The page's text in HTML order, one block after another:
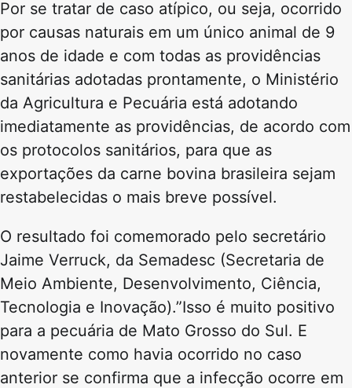
Por se tratar de caso atípico, ou seja, ocorrido
por causas naturais em um único animal de 9
anos de idade e com todas as providências
sanitárias adotadas prontamente, o Ministério
da Agricultura e Pecuária está adotando
imediatamente as providências, de acordo com
os protocolos sanitários, para que as
exportações da carne bovina brasileira sejam
restabelecidas o mais breve possível.
O resultado foi comemorado pelo secretário
Jaime Verruck, da Semadesc (Secretaria de
Meio Ambiente, Desenvolvimento, Ciência,
Tecnologia e Inovação).”Isso é muito positivo
para a pecuária de Mato Grosso do Sul. E
novamente como havia ocorrido no caso
anterior se confirma que a infecção ocorre em